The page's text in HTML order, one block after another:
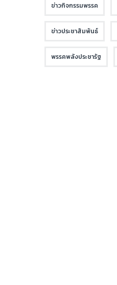
ข่าวกิจกรรมพรรค
ข่าวประชาสัมพันธ์
พรรคพลังประชารัฐ